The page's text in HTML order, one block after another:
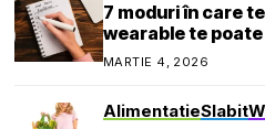
7 moduri în care
wearable te
atingi obiectivele
sănătate
MARTIE 4, 2026
AlimentatieSlabit